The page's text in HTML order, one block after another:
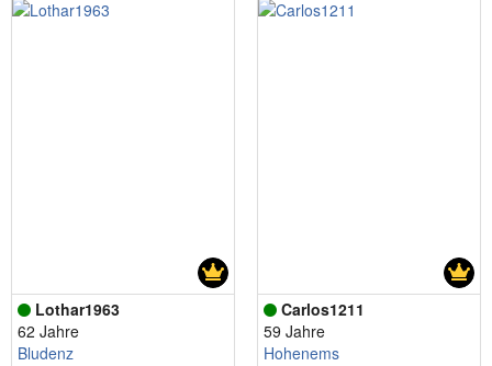
Lothar1963
62 Jahre
Bludenz
Carlos1211
59 Jahre
Hohenems